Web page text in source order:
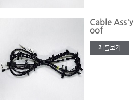
Cable
oof
제품보기